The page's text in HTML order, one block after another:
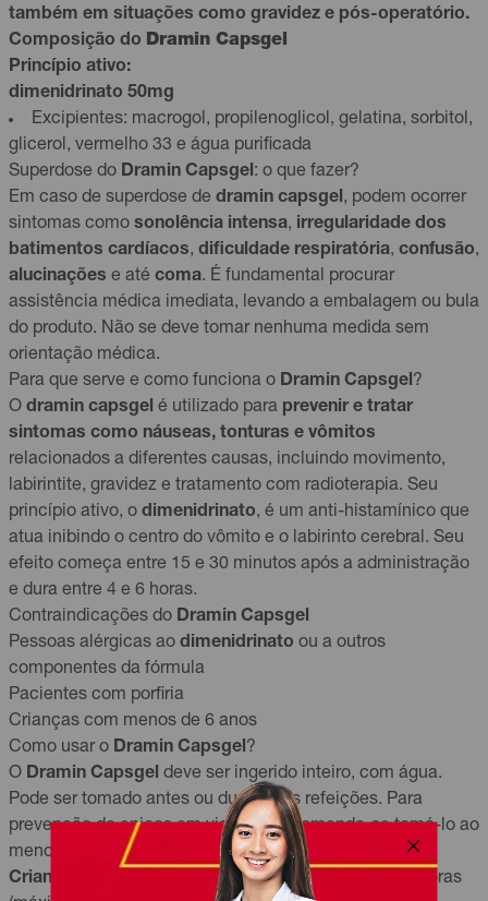
também em situações como gravidez e pós-operatório.
Composição do Dramin Capsgel
Princípio ativo:
dimenidrinato 50mg
Excipientes: macrogol, propilenoglicol, gelatina, sorbitol,
glicerol, vermelho 33 e água purificada
Superdose do Dramin Capsgel: o que fazer?
Em caso de superdose de dramin capsgel, podem ocorrer
sintomas como sonolência intensa, irregularidade dos
batimentos cardíacos, dificuldade respiratória, confusão,
alucinações e até coma. É fundamental procurar
assistência médica imediata, levando a embalagem ou bula
do produto. Não se deve tomar nenhuma medida sem
orientação médica.
Para que serve e como funciona o Dramin Capsgel?
O dramin capsgel é utilizado para prevenir e tratar
sintomas como náuseas, tonturas e vômitos
relacionados a diferentes causas, incluindo movimento,
labirintite, gravidez e tratamento com radioterapia. Seu
princípio ativo, o dimenidrinato, é um anti-histamínico que
atua inibindo o centro do vômito e o labirinto cerebral. Seu
efeito começa entre 15 e 30 minutos após a administração
e dura entre 4 e 6 horas.
Contraindicações do Dramin Capsgel
Pessoas alérgicas ao dimenidrinato ou a outros
componentes da fórmula
Pacientes com porfiria
Crianças com menos de 6 anos
Como usar o Dramin Capsgel?
O Dramin Capsgel deve ser ingerido inteiro, com água.
Pode ser tomado antes ou durante as refeições. Para
prevenção de enjoos em viagens, recomenda-se tomá-lo ao
menos 30 minutos antes da partida.
Crianças de 6 a 12 anos
: uma cápsula a cada 6 a 8 horas